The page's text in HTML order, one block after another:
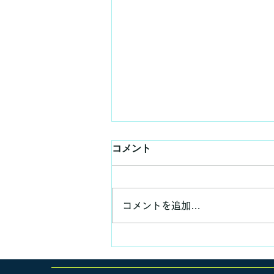
✨😊
コメント
コメントを追加…